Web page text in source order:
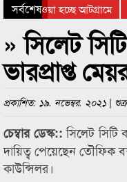
সর্বশেষ
যাওয়া হচ্ছে আটগ্রামে
পুরস্কার বিতরণ সম্পন্ন
» সিলেট
ভারপ্রাপ্ত
প্রকাশিত: ১৯. নভেম্বর. ২০২১ |
চেম্বার ডেস্ক::সিলেট সিটি
দায়িত্ব পেয়েছেন তৌফিক
কাউন্সিলর।